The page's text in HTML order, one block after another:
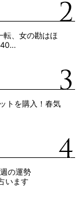
転、女の勘はほ
40…
トを購入！春気
の運勢
います